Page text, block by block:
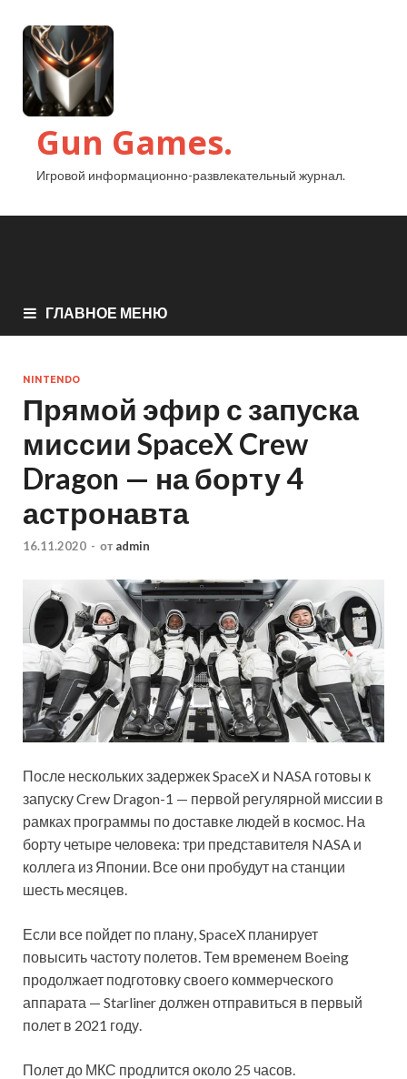
Gun Games.
Игровой информационно-развлекательный журнал.
ГЛАВНОЕ МЕНЮ
NINTENDO
Прямой эфир с запуска
миссии SpaceX Crew
Dragon — на борту 4
астронавта
16.11.2020 - от admin
После нескольких задержек SpaceX и NASA готовы к
запуску Crew Dragon-1 — первой регулярной миссии в
рамках программы по доставке людей в космос. На
борту четыре человека: три представителя NASA и
коллега из Японии. Все они пробудут на станции
шесть месяцев.
Если все пойдет по плану,SpaceX планирует
повысить частоту полетов. Тем временем Boeing
продолжает подготовку своего коммерческого
аппарата — Starliner должен отправиться в первый
полет в 2021 году.
Полет до МКС продлится около 25 часов.